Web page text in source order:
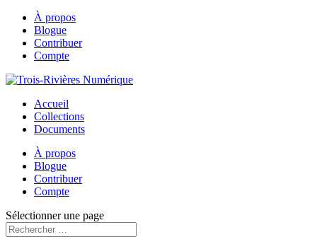
À propos
Blogue
Contribuer
Compte
Accueil
Collections
Documents
À propos
Blogue
Contribuer
Compte
Sélectionner une page